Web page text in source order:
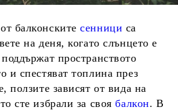
балконскитесенници са
на деня, когато слънцето е
пространството
и спестяват топлина през
ползите зависят от вида на
сте избрали за своябалкон. В